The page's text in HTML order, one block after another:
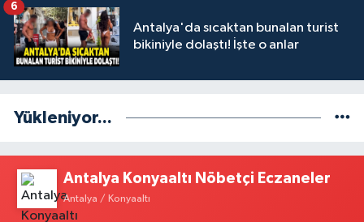
Antalya'da sıcaktan bunalan turist
bikiniyle dolaştı! İşte o anlar
6
Yükleniyor...
Antalya Konyaaltı Nöbetçi Eczaneler
Antalya / Konyaaltı